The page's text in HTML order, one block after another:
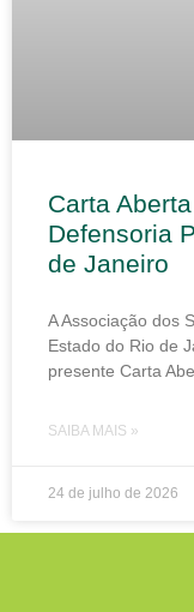
Carta
Defensoria
de Janeiro
A Associação dos
Estado do Rio de
presente Carta
SAIBA MAIS »
24 de julho de 2026